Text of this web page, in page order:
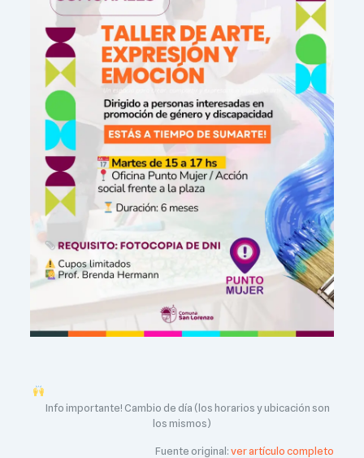
Info importante! Cambio de día (los horarios y ubicación son
los mismos)
Fuente original:ver artículo completo